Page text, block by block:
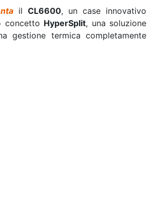
il CL6600, un case innovativo
concetto HyperSplit, una soluzione
gestione termica completamente